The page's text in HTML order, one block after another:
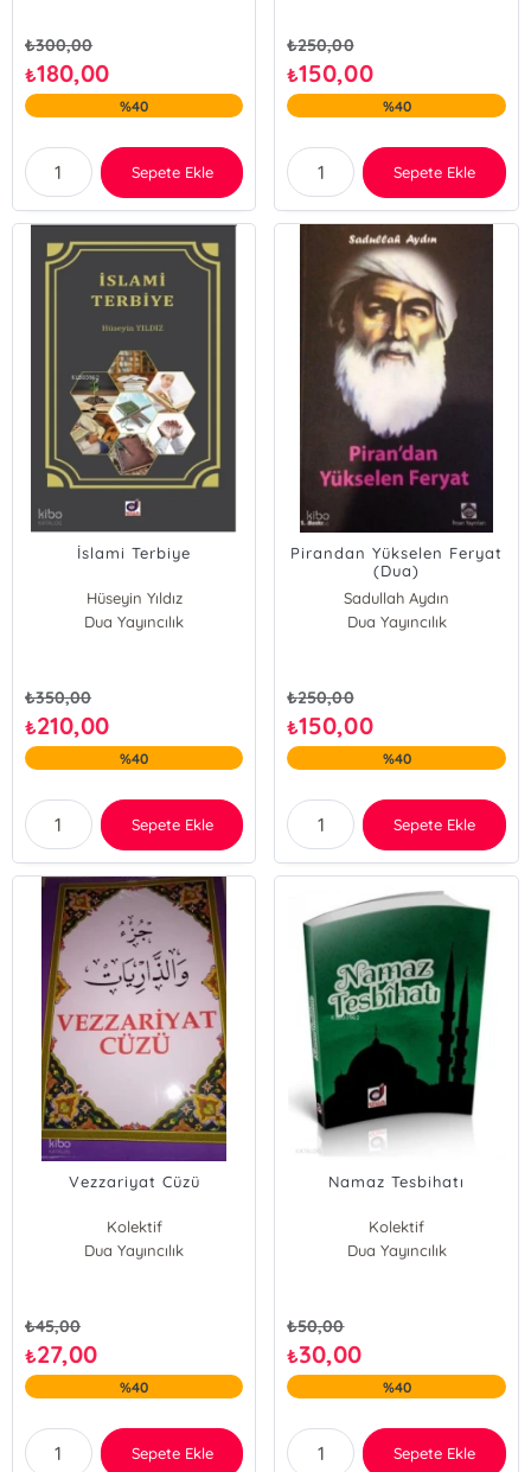
₺300,00
₺180,00
%40
Sepete Ekle
₺250,00
₺150,00
%40
Sepete Ekle
İslami Terbiye
Hüseyin Yıldız
Dua Yayıncılık
₺350,00
₺210,00
%40
Sepete Ekle
Pirandan Yükselen Feryat
(Dua)
Sadullah Aydın
Dua Yayıncılık
₺250,00
₺150,00
%40
Sepete Ekle
Vezzariyat Cüzü
Kolektif
Dua Yayıncılık
₺45,00
₺27,00
%40
Sepete Ekle
Namaz Tesbihatı
Kolektif
Dua Yayıncılık
₺50,00
₺30,00
%40
Sepete Ekle